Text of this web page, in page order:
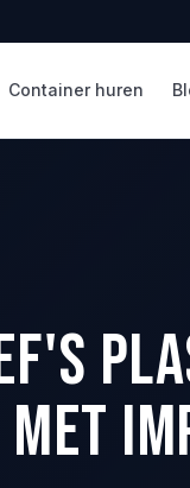
Container huren